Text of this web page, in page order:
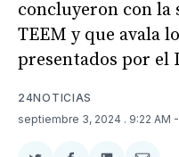
concluyeron con la
TEEM y que avala
presentados por el
24NOTICIAS
septiembre 3, 2024 . 9:22 AM